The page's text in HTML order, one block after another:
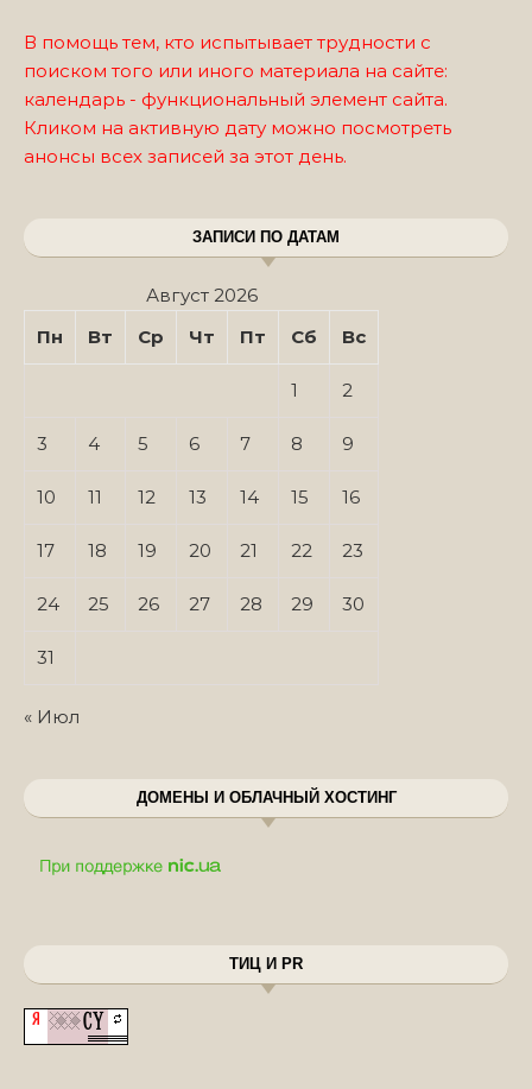
В помощь тем, кто испытывает трудности с
поиском того или иного материала на сайте:
календарь - функциональный элемент сайта.
Кликом на активную дату можно посмотреть
анонсы всех записей за этот день.
ЗАПИСИ ПО ДАТАМ
Август 2026
Пн
Вт Ср Чт Пт Сб Вс
1 2
3 4 5 6 7 8 9
10 11 12 13 14 15 16
17 18 19 20 21 22 23
24 25 26 27 28 29 30
31
« Июл
ДОМЕНЫ И ОБЛАЧНЫЙ ХОСТИНГ
ТИЦ И PR